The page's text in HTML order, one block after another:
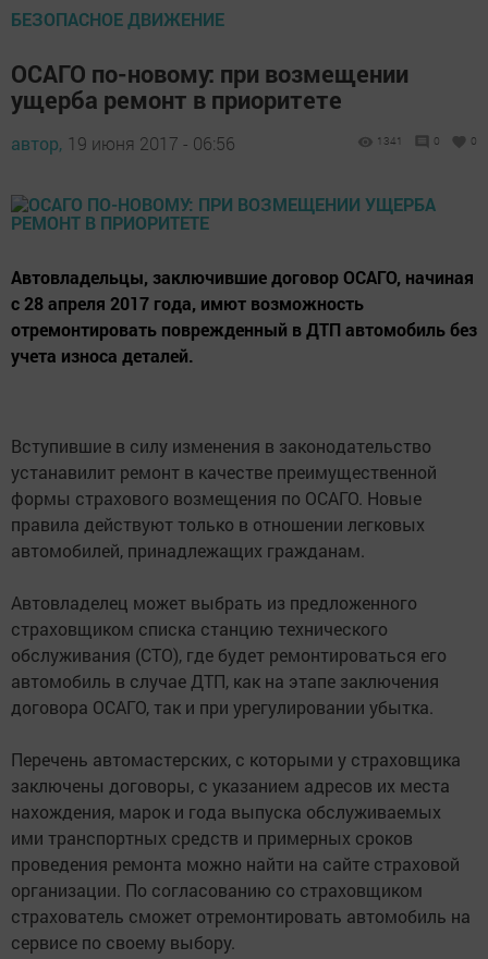
БЕЗОПАСНОЕ ДВИЖЕНИЕ
ОСАГО по-новому: при возмещении
ущерба ремонт в приоритете
автор, 19 июня 2017 - 06:56 1341 0 0
Автовладельцы, заключившие договор ОСАГО, начиная
с 28 апреля 2017 года, имют возможность
отремонтировать поврежденный в ДТП автомобиль без
учета износа деталей.
Вступившие в силу изменения в законодательство
устанавилит ремонт в качестве преимущественной
формы страхового возмещения по ОСАГО. Новые
правила действуют только в отношении легковых
автомобилей, принадлежащих гражданам.
Автовладелец может выбрать из предложенного
страховщиком списка станцию технического
обслуживания (СТО), где будет ремонтироваться его
автомобиль в случае ДТП, как на этапе заключения
договора ОСАГО, так и при урегулировании убытка.
Перечень автомастерских, с которыми у страховщика
заключены договоры, с указанием адресов их места
нахождения, марок и года выпуска обслуживаемых
ими транспортных средств и примерных сроков
проведения ремонта можно найти на сайте страховой
организации. По согласованию со страховщиком
страхователь сможет отремонтировать автомобиль на
сервисе по своему выбору.